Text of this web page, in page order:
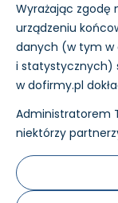
Płatności i wysyłkę w
Wyrażając zgodę
urządzeniu
danych (w tym w
i statystycznych)
w dofirmy.pl
Administratorem
niektórzy